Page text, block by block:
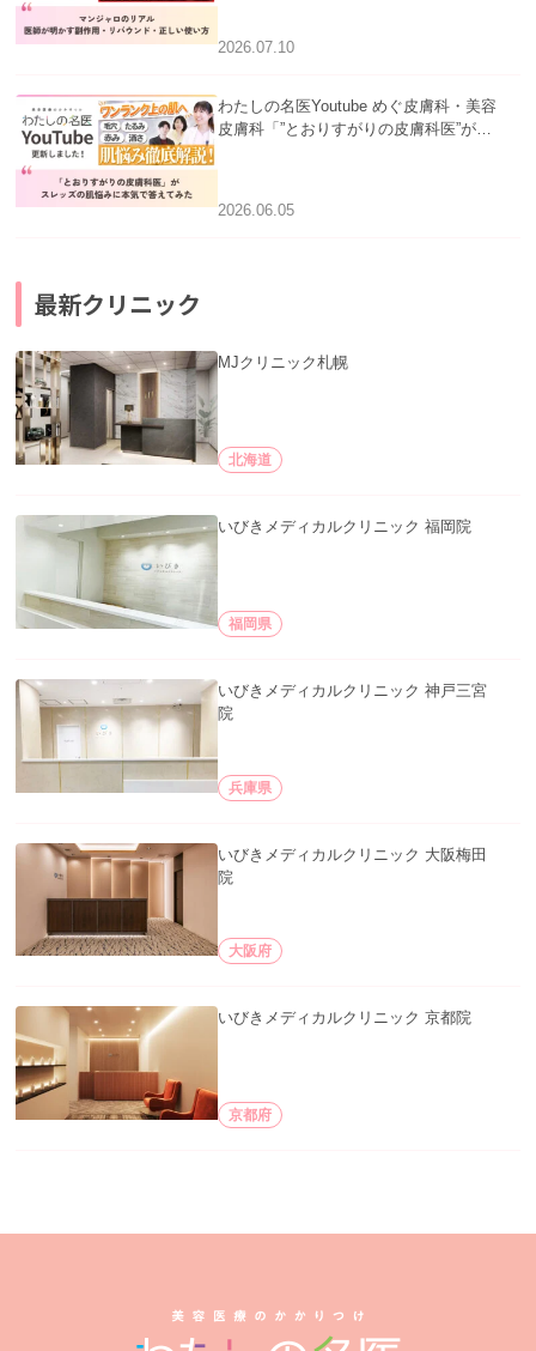
い使い方」を公開いたしました。
2026.07.10
わたしの名医Youtube めぐ皮膚科・美容
皮膚科「”とおりすがりの皮膚科医”がス
公開いたしました。
2026.06.05
最新クリニック
MJクリニック札幌
北海道
いびきメディカルクリニック 福岡院
福岡県
いびきメディカルクリニック 神戸三宮
院
兵庫県
いびきメディカルクリニック 大阪梅田
院
大阪府
いびきメディカルクリニック 京都院
京都府